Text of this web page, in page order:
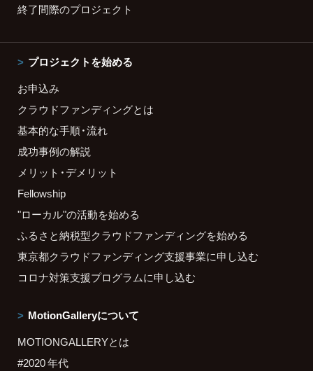
終了間際のプロジェクト
プロジェクトを始める
お申込み
クラウドファンディングとは
基本的な手順・流れ
成功事例の解説
メリット・デメリット
Fellowship
"ローカル"の活動を始める
ふるさと納税型クラウドファンディングを始める
東京都クラウドファンディング支援事業に申し込む
コロナ対策支援プログラムに申し込む
MotionGalleryについて
MOTIONGALLERYとは
#2020 年代